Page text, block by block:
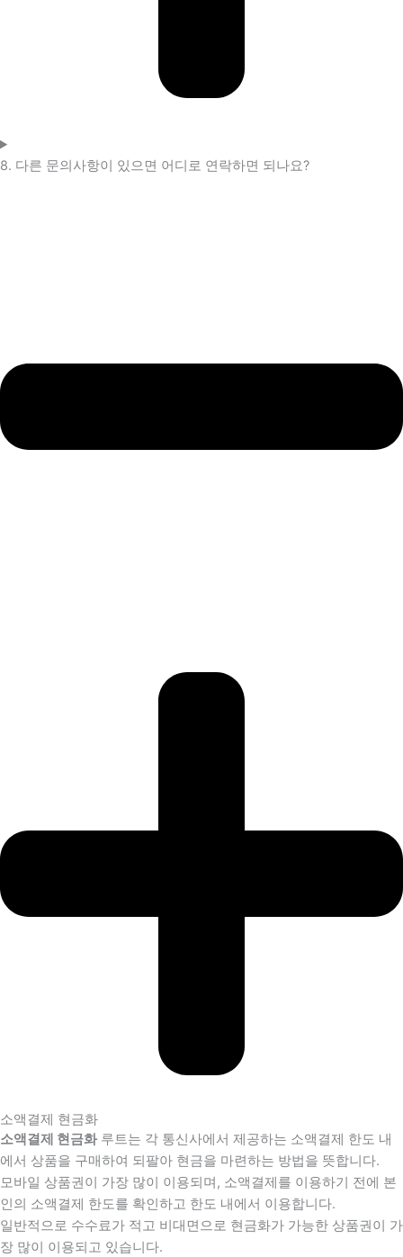
8. 다른 문의사항이 있으면 어디로 연락하면 되나요?
소액결제 현금화
소액결제 현금화루트는 각 통신사에서 제공하는 소액결제 한도 내
에서 상품을 구매하여 되팔아 현금을 마련하는 방법을 뜻합니다.
모바일 상품권이 가장 많이 이용되며, 소액결제를 이용하기 전에 본
인의 소액결제 한도를 확인하고 한도 내에서 이용합니다.
일반적으로 수수료가 적고 비대면으로 현금화가 가능한 상품권이 가
장 많이 이용되고 있습니다.